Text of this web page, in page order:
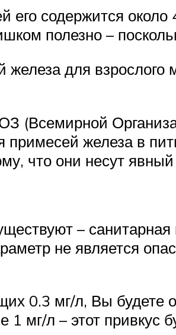
его содержится
полезно –
для
(Всемирной
примесей железа в
что они несут
–
не является
0.3 мг/л, Вы будете
мг/л – этот привкус